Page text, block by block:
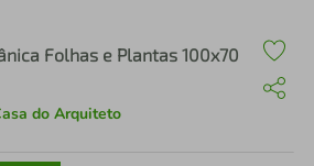
Folhas e Plantas 100x70
do Arquiteto